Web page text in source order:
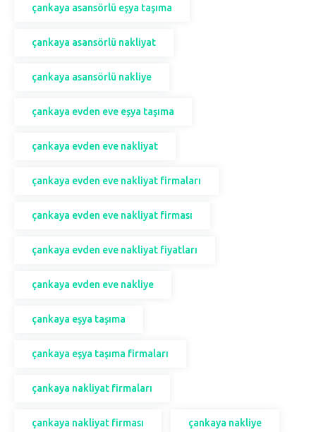
çankaya asansörlü eşya taşıma
çankaya asansörlü nakliyat
çankaya asansörlü nakliye
çankaya evden eve eşya taşıma
çankaya evden eve nakliyat
çankaya evden eve nakliyat firmaları
çankaya evden eve nakliyat firması
çankaya evden eve nakliyat fiyatları
çankaya evden eve nakliye
çankaya eşya taşıma
çankaya eşya taşıma firmaları
çankaya nakliyat firmaları
çankaya nakliyat firması çankaya nakliye